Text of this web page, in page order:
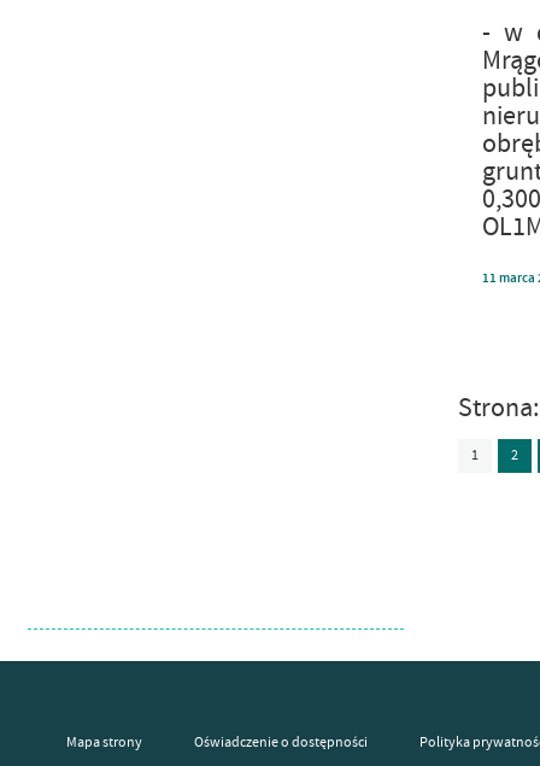
- w
11 marca
1 2
Mapa strony Oświadczenie o dostępności Polityka